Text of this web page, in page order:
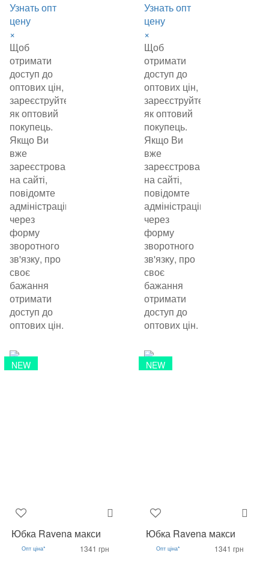
Узнать опт
цену
×
Щоб
отримати
доступ до
оптових цін,
зареєструйтеся
як оптовий
покупець.
Якщо Ви
вже
зареєстровані
на сайті,
повідомте
адміністрацію
через
форму
зворотного
зв'язку, про
своє
бажання
отримати
доступ до
оптових цін.
Узнать опт
цену
×
Щоб
отримати
доступ до
оптових цін,
зареєструйтеся
як оптовий
покупець.
Якщо Ви
вже
зареєстровані
на сайті,
повідомте
адміністрацію
через
форму
зворотного
зв'язку, про
своє
бажання
отримати
доступ до
оптових цін.
NEW
Юбка Ravena макси
Опт ціна* 1341 грн
NEW
Юбка Ravena макси
Опт ціна* 1341 грн